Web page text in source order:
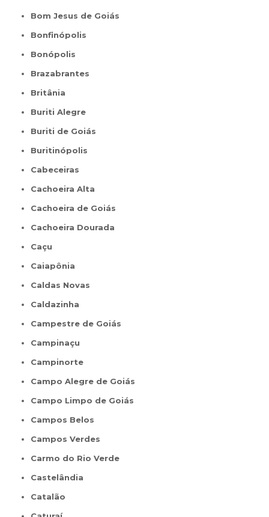
Bom Jesus de Goiás
Bonfinópolis
Bonópolis
Brazabrantes
Britânia
Buriti Alegre
Buriti de Goiás
Buritinópolis
Cabeceiras
Cachoeira Alta
Cachoeira de Goiás
Cachoeira Dourada
Caçu
Caiapônia
Caldas Novas
Caldazinha
Campestre de Goiás
Campinaçu
Campinorte
Campo Alegre de Goiás
Campo Limpo de Goiás
Campos Belos
Campos Verdes
Carmo do Rio Verde
Castelândia
Catalão